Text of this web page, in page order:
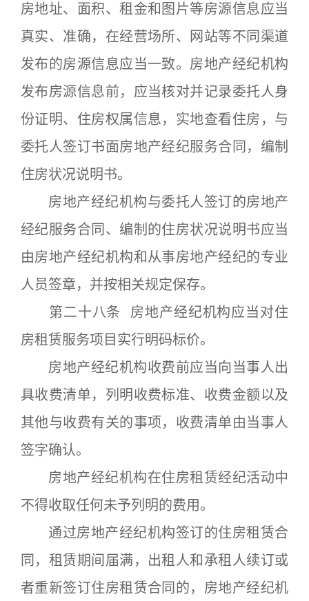
房地址、面积、租金和图片等房源信息应当
真实、准确，在经营场所、网站等不同渠道
发布的房源信息应当一致。房地产经纪机构
发布房源信息前，应当核对并记录委托人身
份证明、住房权属信息，实地查看住房，与
委托人签订书面房地产经纪服务合同，编制
住房状况说明书。
房地产经纪机构与委托人签订的房地产
经纪服务合同、编制的住房状况说明书应当
由房地产经纪机构和从事房地产经纪的专业
人员签章，并按相关规定保存。
第二十八条 房地产经纪机构应当对住
房租赁服务项目实行明码标价。
房地产经纪机构收费前应当向当事人出
具收费清单，列明收费标准、收费金额以及
其他与收费有关的事项，收费清单由当事人
签字确认。
房地产经纪机构在住房租赁经纪活动中
不得收取任何未予列明的费用。
通过房地产经纪机构签订的住房租赁合
同，租赁期间届满，出租人和承租人续订或
者重新签订住房租赁合同的，房地产经纪机